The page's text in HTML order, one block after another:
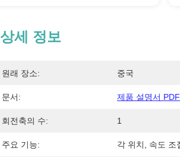
상세 정보
원래 장소: 중국
문서: 제품 설명서 PDF
회전축의 수: 1
주요 기능: 각 위치, 속도 조